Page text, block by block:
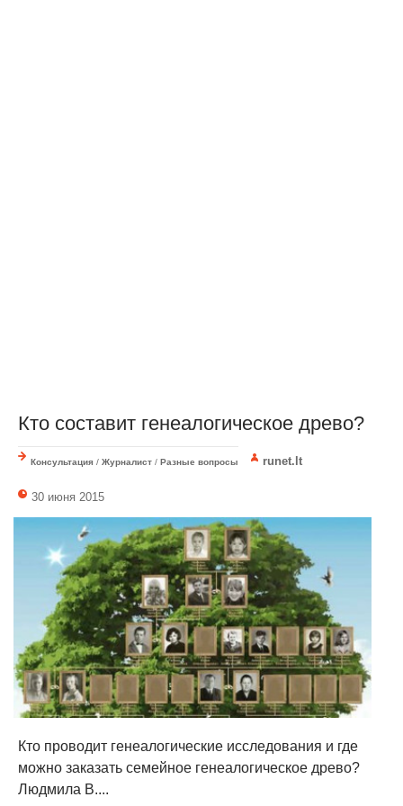
Кто составит генеалогическое древо?
Консультация / Журналист / Разные вопросы runet.lt
30 июня 2015
Кто проводит генеалогические исследования и где
можно заказать семейное генеалогическое древо?
Людмила В....